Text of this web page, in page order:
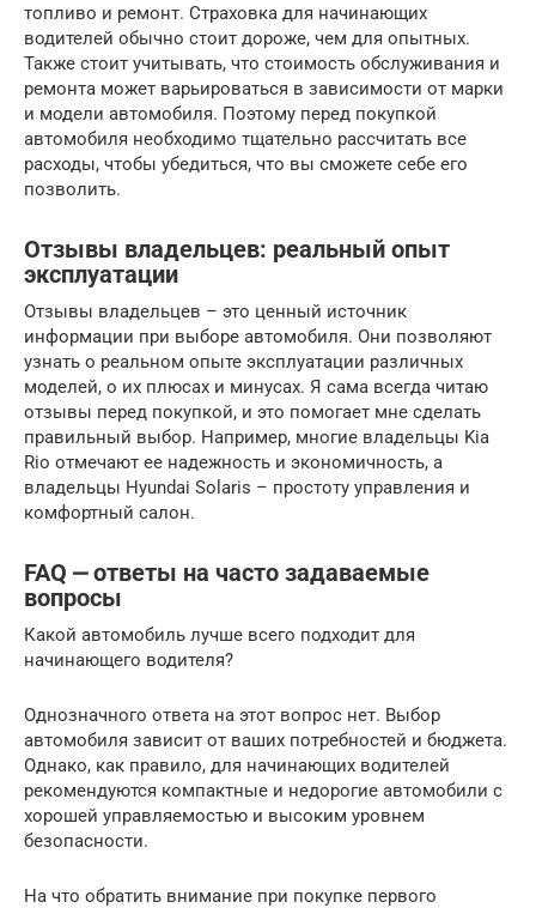
топливо и ремонт. Страховка для начинающих
водителей обычно стоит дороже, чем для опытных.
Также стоит учитывать, что стоимость обслуживания и
ремонта может варьироваться в зависимости от марки
и модели автомобиля. Поэтому перед покупкой
автомобиля необходимо тщательно рассчитать все
расходы, чтобы убедиться, что вы сможете себе его
позволить.
Отзывы владельцев: реальный опыт
эксплуатации
Отзывы владельцев – это ценный источник
информации при выборе автомобиля. Они позволяют
узнать о реальном опыте эксплуатации различных
моделей, о их плюсах и минусах. Я сама всегда читаю
отзывы перед покупкой, и это помогает мне сделать
правильный выбор. Например, многие владельцы Kia
Rio отмечают ее надежность и экономичность, а
владельцы Hyundai Solaris – простоту управления и
комфортный салон.
FAQ ⎼ ответы на часто задаваемые
вопросы
Какой автомобиль лучше всего подходит для
начинающего водителя?
Однозначного ответа на этот вопрос нет. Выбор
автомобиля зависит от ваших потребностей и бюджета.
Однако, как правило, для начинающих водителей
рекомендуются компактные и недорогие автомобили с
хорошей управляемостью и высоким уровнем
безопасности.
На что обратить внимание при покупке первого